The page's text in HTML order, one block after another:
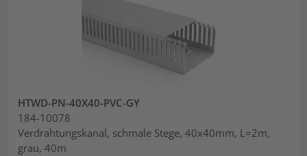
HTWD-PN-40X40-PVC-GY
184-10078
Verdrahtungskanal, schmale Stege, 40x40mm, L=2m,
grau, 40m